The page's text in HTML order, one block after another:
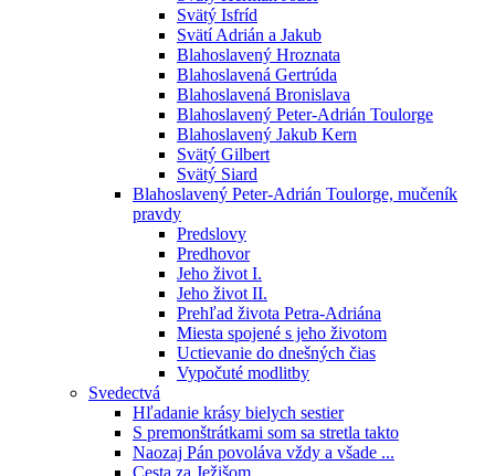
Svätý Isfríd
Svätí Adrián a Jakub
Blahoslavený Hroznata
Blahoslavená Gertrúda
Blahoslavená Bronislava
Blahoslavený Peter-Adrián Toulorge
Blahoslavený Jakub Kern
Svätý Gilbert
Svätý Siard
Blahoslavený Peter-Adrián Toulorge, mučeník
pravdy
Predslovy
Predhovor
Jeho život I.
Jeho život II.
Prehľad života Petra-Adriána
Miesta spojené s jeho životom
Uctievanie do dnešných čias
Vypočuté modlitby
Svedectvá
Hľadanie krásy bielych sestier
S premonštrátkami som sa stretla takto
Naozaj Pán povoláva vždy a všade ...
Cesta za Ježišom